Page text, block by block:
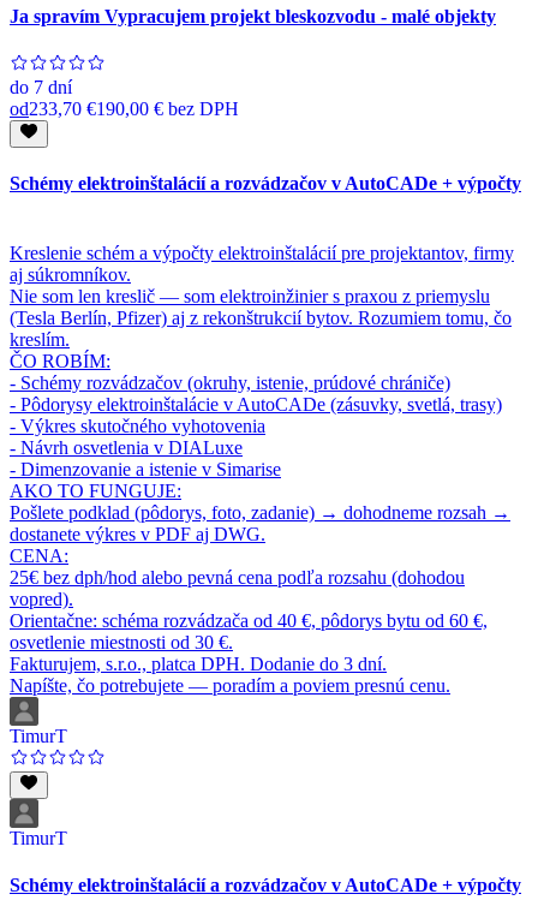
Ja spravím Vypracujem projekt bleskozvodu - malé objekty
do 7 dní
od233,70 €190,00 € bez DPH
Schémy elektroinštalácií a rozvádzačov v AutoCADe + výpočty
Kreslenie schém a výpočty elektroinštalácií pre projektantov, firmy
aj súkromníkov.
Nie som len kreslič — som elektroinžinier s praxou z priemyslu
(Tesla Berlín, Pfizer) aj z rekonštrukcií bytov. Rozumiem tomu, čo
kreslím.
ČO ROBÍM:
- Schémy rozvádzačov (okruhy, istenie, prúdové chrániče)
- Pôdorysy elektroinštalácie v AutoCADe (zásuvky, svetlá, trasy)
- Výkres skutočného vyhotovenia
- Návrh osvetlenia v DIALuxe
- Dimenzovanie a istenie v Simarise
AKO TO FUNGUJE:
Pošlete podklad (pôdorys, foto, zadanie) → dohodneme rozsah →
dostanete výkres v PDF aj DWG.
CENA:
25€ bez dph/hod alebo pevná cena podľa rozsahu (dohodou
vopred).
Orientačne: schéma rozvádzača od 40 €, pôdorys bytu od 60 €,
osvetlenie miestnosti od 30 €.
Fakturujem, s.r.o., platca DPH. Dodanie do 3 dní.
Napíšte, čo potrebujete — poradím a poviem presnú cenu.
TimurT
TimurT
Schémy elektroinštalácií a rozvádzačov v AutoCADe + výpočty